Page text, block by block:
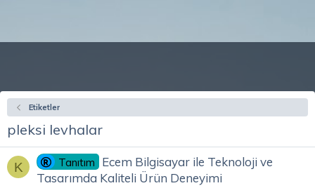
Etiketler
pleksi levhalar
K Tanıtım
Ecem Bilgisayar ile Teknoloji ve
Tasarımda Kaliteli Ürün Deneyimi